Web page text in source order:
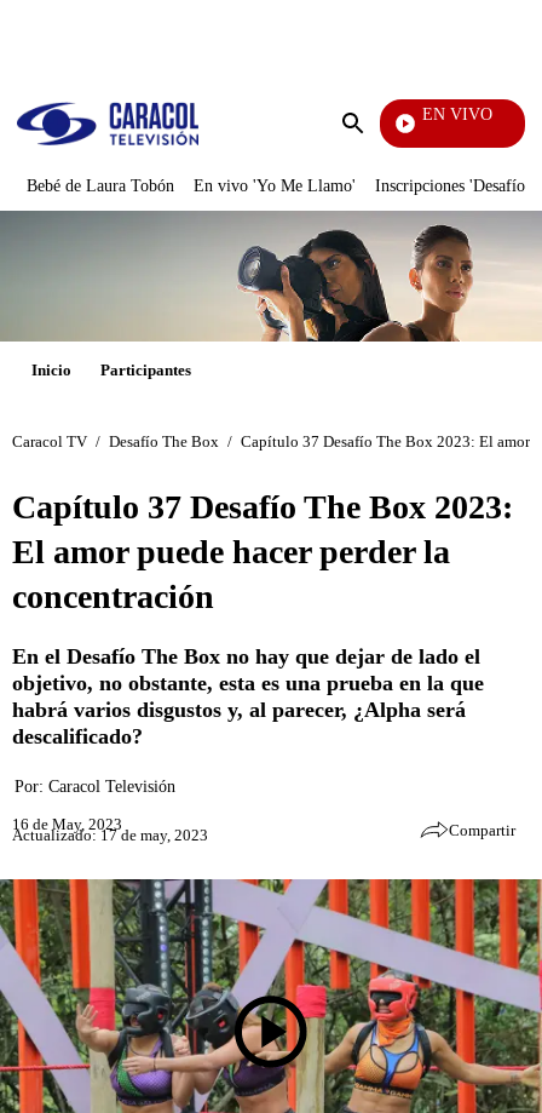
Enviar
EN VIVO
Bebé de Laura Tobón En vivo 'Yo Me Llamo' Inscripciones 'Desafío'
Inicio Participantes
Caracol TV / Desafío The Box / Capítulo 37 Desafío The Box 2023: El amor
Capítulo 37 Desafío The Box 2023:
El amor puede hacer perder la
concentración
En el Desafío The Box no hay que dejar de lado el
objetivo, no obstante, esta es una prueba en la que
habrá varios disgustos y, al parecer, ¿Alpha será
descalificado?
Por: Caracol Televisión
16 de May, 2023
Actualizado: 17 de may, 2023 Compartir